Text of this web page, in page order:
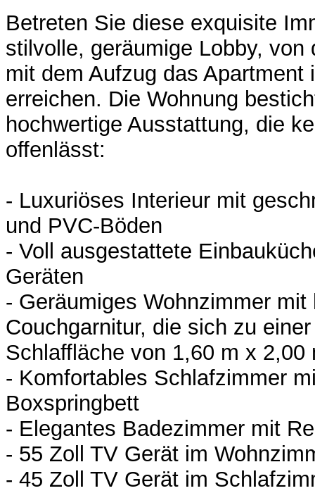
Betreten Sie diese exquisite
stilvolle, geräumige Lobby, von
mit dem Aufzug das Apartment
erreichen. Die Wohnung
hochwertige Ausstattung, die
offenlässt:
- Luxuriöses Interieur mit
und PVC-Böden
- Voll ausgestattete
Geräten
- Geräumiges Wohnzimmer mit
Couchgarnitur, die sich zu
Schlaffläche von 1,60 m x 2,00
- Komfortables Schlafzimmer
Boxspringbett
- Elegantes Badezimmer mit
- 55 Zoll TV Gerät im
- 45 Zoll TV Gerät im